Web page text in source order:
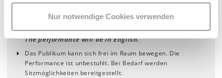
Nur notwendige Cookies verwenden
HINWEISE
In der Performance kommt englische Sprache zum
Einsatz.
The performance will be in English.
Das Publikum kann sich frei im Raum bewegen. Die
Performance ist unbestuhlt. Bei Bedarf werden
Sitzmöglichkeiten bereitgestellt.